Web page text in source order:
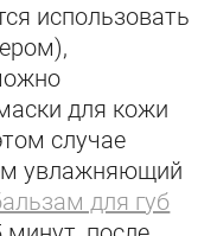
использовать
для кожи
случае
увлажняющий
для губ